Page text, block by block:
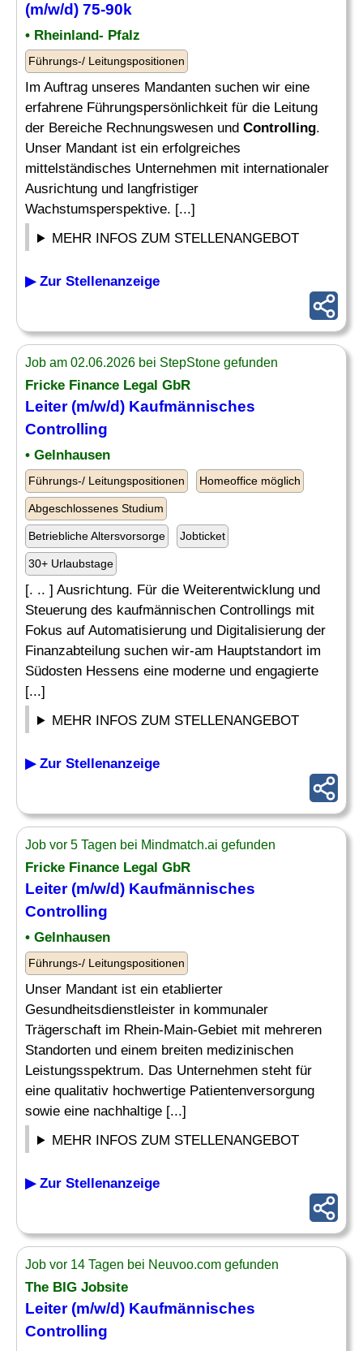
(m/w/d) 75-90k
• Rheinland- Pfalz
Führungs-/ Leitungspositionen
Im Auftrag unseres Mandanten suchen wir eine
erfahrene Führungspersönlichkeit für die Leitung
der Bereiche Rechnungswesen und Controlling.
Unser Mandant ist ein erfolgreiches
mittelständisches Unternehmen mit internationaler
Ausrichtung und langfristiger
Wachstumsperspektive. [...]
MEHR INFOS ZUM STELLENANGEBOT
▶ Zur Stellenanzeige
Job am 02.06.2026 bei StepStone gefunden
Fricke Finance Legal GbR
Leiter(m/w/d) Kaufmännisches
Controlling
• Gelnhausen
Führungs-/ Leitungspositionen Homeoffice möglich
Abgeschlossenes Studium
Betriebliche Altersvorsorge Jobticket
30+ Urlaubstage
[. .. ] Ausrichtung. Für die Weiterentwicklung und
Steuerung des kaufmännischen Controllings mit
Fokus auf Automatisierung und Digitalisierung der
Finanzabteilung suchen wir-am Hauptstandort im
Südosten Hessens eine moderne und engagierte
[...]
MEHR INFOS ZUM STELLENANGEBOT
▶ Zur Stellenanzeige
Job vor 5 Tagen bei Mindmatch.ai gefunden
Fricke Finance Legal GbR
Leiter(m/w/d) Kaufmännisches
Controlling
• Gelnhausen
Führungs-/ Leitungspositionen
Unser Mandant ist ein etablierter
Gesundheitsdienstleister in kommunaler
Trägerschaft im Rhein-Main-Gebiet mit mehreren
Standorten und einem breiten medizinischen
Leistungsspektrum. Das Unternehmen steht für
eine qualitativ hochwertige Patientenversorgung
sowie eine nachhaltige [...]
MEHR INFOS ZUM STELLENANGEBOT
▶ Zur Stellenanzeige
Job vor 14 Tagen bei Neuvoo.com gefunden
The BIG Jobsite
Leiter(m/w/d) Kaufmännisches
Controlling